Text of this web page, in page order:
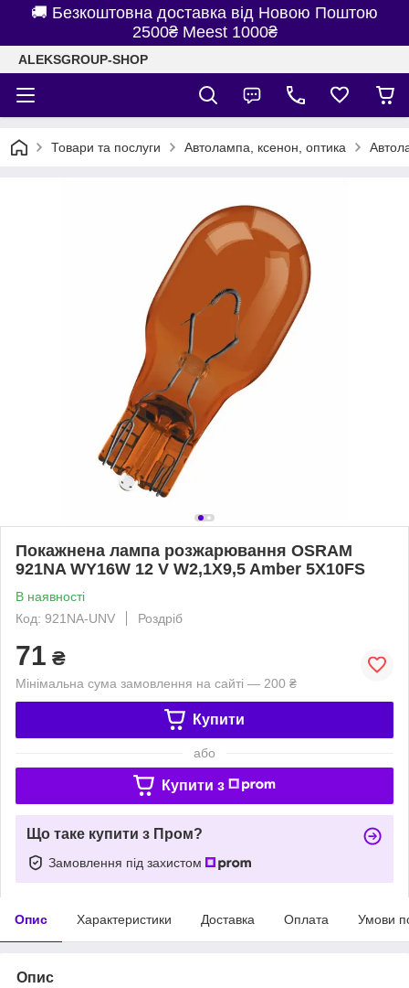
🚚 Безкоштовна доставка від Новою Поштою
2500₴ Meest 1000₴
ALEKSGROUP-SHOP
Товари та послуги Автолампа, ксенон, оптика
Покажнена лампа розжарювання OSRAM
921NA WY16W 12 V W2,1X9,5 Amber 5X10FS
В наявності
Код: 921NA-UNV
Роздріб
71 ₴
Мінімальна сума замовлення на сайті — 200 ₴
Купити
або
Купити з
Що таке купити з Пром?
Замовлення під захистом
Опис Характеристики Доставка Оплата Умови
Опис